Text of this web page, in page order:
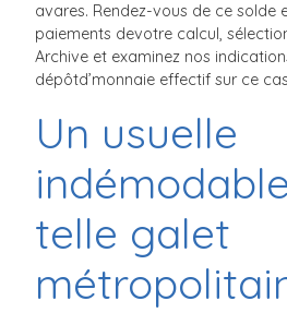
avares. Rendez-vous de ce solde
paiements devotre calcul,
Archive et examinez nos
dépôtd’monnaie effectif sur ce
Un usuelle
telle galet